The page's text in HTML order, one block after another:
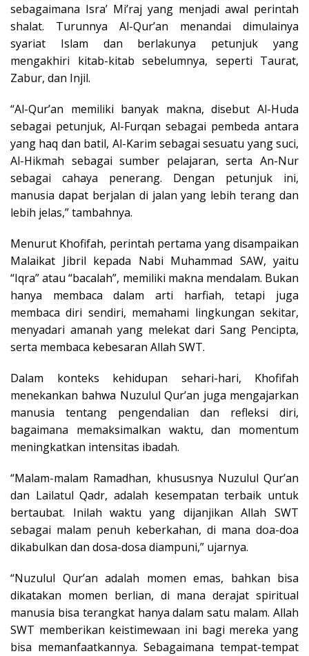
sebagaimana Isra’ Mi’raj yang menjadi awal perintah
shalat. Turunnya Al-Qur’an menandai dimulainya
syariat Islam dan berlakunya petunjuk yang
mengakhiri kitab-kitab sebelumnya, seperti Taurat,
Zabur, dan Injil.
“Al-Qur’an memiliki banyak makna, disebut Al-Huda
sebagai petunjuk, Al-Furqan sebagai pembeda antara
yang haq dan batil, Al-Karim sebagai sesuatu yang suci,
Al-Hikmah sebagai sumber pelajaran, serta An-Nur
sebagai cahaya penerang. Dengan petunjuk ini,
manusia dapat berjalan di jalan yang lebih terang dan
lebih jelas,” tambahnya.
Menurut Khofifah, perintah pertama yang disampaikan
Malaikat Jibril kepada Nabi Muhammad SAW, yaitu
“Iqra” atau “bacalah”, memiliki makna mendalam. Bukan
hanya membaca dalam arti harfiah, tetapi juga
membaca diri sendiri, memahami lingkungan sekitar,
menyadari amanah yang melekat dari Sang Pencipta,
serta membaca kebesaran Allah SWT.
Dalam konteks kehidupan sehari-hari, Khofifah
menekankan bahwa Nuzulul Qur’an juga mengajarkan
manusia tentang pengendalian dan refleksi diri,
bagaimana memaksimalkan waktu, dan momentum
meningkatkan intensitas ibadah.
“Malam-malam Ramadhan, khususnya Nuzulul Qur’an
dan Lailatul Qadr, adalah kesempatan terbaik untuk
bertaubat. Inilah waktu yang dijanjikan Allah SWT
sebagai malam penuh keberkahan, di mana doa-doa
dikabulkan dan dosa-dosa diampuni,” ujarnya.
“Nuzulul Qur’an adalah momen emas, bahkan bisa
dikatakan momen berlian, di mana derajat spiritual
manusia bisa terangkat hanya dalam satu malam. Allah
SWT memberikan keistimewaan ini bagi mereka yang
bisa memanfaatkannya. Sebagaimana tempat-tempat